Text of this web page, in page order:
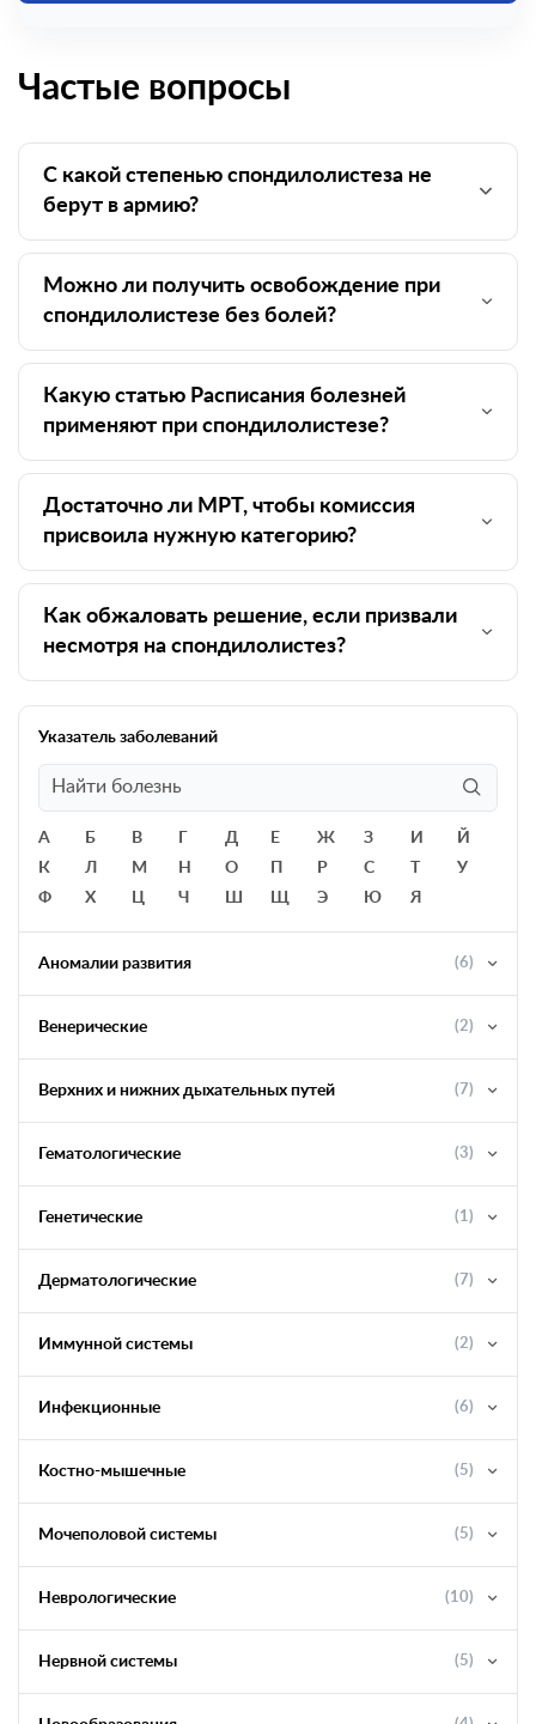
Частые вопросы
С какой степенью спондилолистеза не
берут в армию?
Можно ли получить освобождение при
спондилолистезе без болей?
Какую статью Расписания болезней
применяют при спондилолистезе?
Достаточно ли МРТ, чтобы комиссия
присвоила нужную категорию?
Как обжаловать решение, если призвали
несмотря на спондилолистез?
Указатель заболеваний
А Б В Г Д Е Ж З И
Й
К
Л М Н О П Р С Т
У
Ф
Х Ч Э Ю Я
Аномалии развития (6)
Венерические (2)
Верхних и нижних дыхательных путей (7)
Гематологические (3)
Генетические (1)
Дерматологические (7)
Иммунной системы (2)
Инфекционные (6)
Костно-мышечные (5)
Мочеполовой системы (5)
Неврологические (10)
Нервной системы (5)